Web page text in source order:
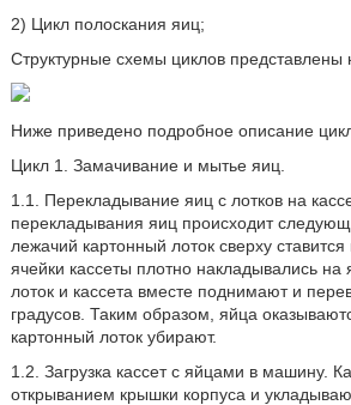
2) Цикл полоскания яиц;
Структурные схемы циклов представлены
Ниже приведено подробное описание
Цикл 1. Замачивание и мытье яиц.
1.1. Перекладывание яиц с лотков на
перекладывания яиц происходит
лежачий картонный лоток сверху ставится
ячейки кассеты плотно накладывались
лоток и кассета вместе поднимают и
градусов. Таким образом, яйца
картонный лоток убирают.
1.2. Загрузка кассет с яйцами в машину.
открыванием крышки корпуса и